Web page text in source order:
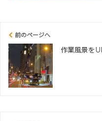
前のページへ
作業風景を